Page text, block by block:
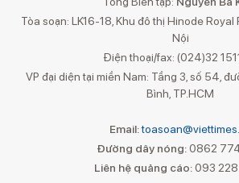
Tòa soạn: LK16-18, Khu đô thị Hinode Royal
Nội
Điện thoại/fax: (024)32
VP đại diện tại miền Nam: Tầng 3, số 54,
Bình, TP.HCM
Email:
Đường dây nóng: 0862
Liên hệ quảng cáo:093 228